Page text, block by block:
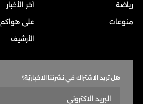
رياضة
منوعات
آخر الأخبار
على هواكم
الأرشيف
هل تريد الاشتراك في نشرتنا الاخباريّة؟